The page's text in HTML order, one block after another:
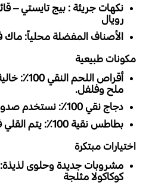
نكهات جريئة : بيج تايستي –
رويال
الأصناف المفضلة محلياً: ماك
مكونات طبيعية
أقراص
ملح وفلفل.
دجاج نقي 100٪: نستخدم صدور وأفخاذ الدجاج.
بطاطس نقية 100٪: يتم القلي في زيت نخيل نقي 100٪.
اختيارات مبتكرة
مشروبات جديدة وحلوى
كوكاكولا مثلجة